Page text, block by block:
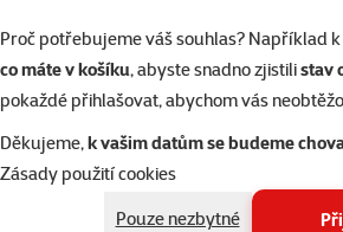
Proč potřebujeme váš souhlas? Například
co máte v košíku, abyste snadno zjistilistav
pokaždé přihlašovat, abychom vás
Děkujeme,k vašim datům se budeme
Zásady použití cookies
Pouze nezbytné
Český Krumlov
Urbinská 238, Český Krumlov
Čestlice
Čestlice komerční zóna, U Makra 123,